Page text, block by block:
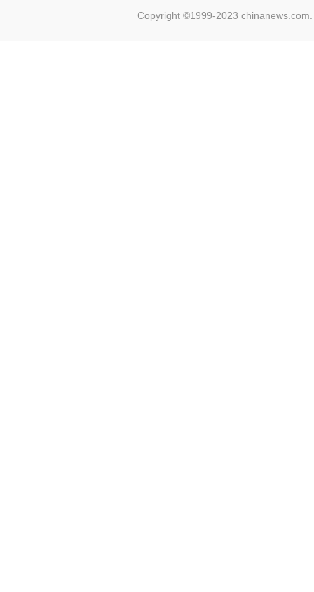
Copyright ©1999-2023